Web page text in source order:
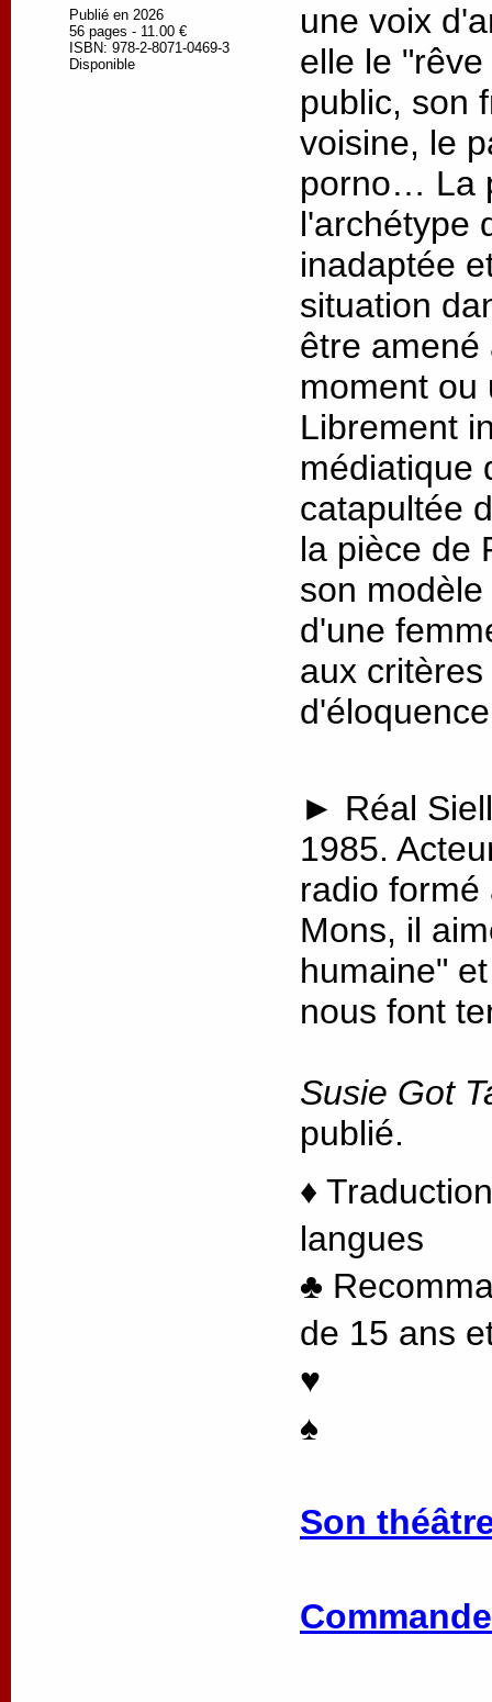
Publié en 2026
56 pages - 11.00 €
ISBN: 978-2-8071-0469-3
Disponible
une voix
elle le
public, son
voisine, le
porno… La
l'archétype
inadaptée
situation
être amené
moment ou
Librement
médiatique
catapultée
la pièce de
son
d'une
aux
► Réal
1985.
radio
Mons, il
humaine"
nous font
Susie Got
publié.
♦
langues
♣
de 15 ans
♥
♠
Son